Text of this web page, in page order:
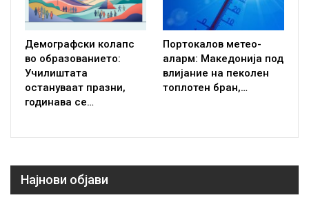
Демографски колапс
во образованието:
Училиштата
остануваат празни,
годинава се…
Портокалов метео-
аларм: Македонија под
влијание на пеколен
топлотен бран,…
Најнови објави